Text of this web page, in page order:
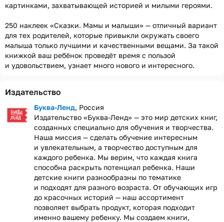
картинками, захватывающей историей и милыми героями.
250 наклеек «Сказки. Мамы и малыши» — отличный вариант
для тех родителей, которые привыкли окружать своего
малыша только лучшими и качественными вещами. За такой
книжкой ваш ребёнок проведёт время с пользой
и удовольствием, узнает много нового и интересного.
Издательство
Буква-Ленд, Россия
Издательство «Буква-Ленд» — это мир детских книг,
созданных специально для обучения и творчества.
Наша миссия — сделать обучение интересным
и увлекательным, а творчество доступным для
каждого ребенка. Мы верим, что каждая книга
способна раскрыть потенциал ребенка. Наши
детские книги разнообразны по тематике
и подходят для разного возраста. От обучающих игр
до красочных историй — наш ассортимент
позволяет выбрать продукт, которая подходит
именно вашему ребенку. Мы создаем книги,